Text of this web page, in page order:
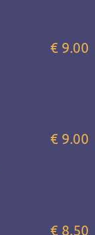
€ 9.00
€ 9.00
€ 8.50